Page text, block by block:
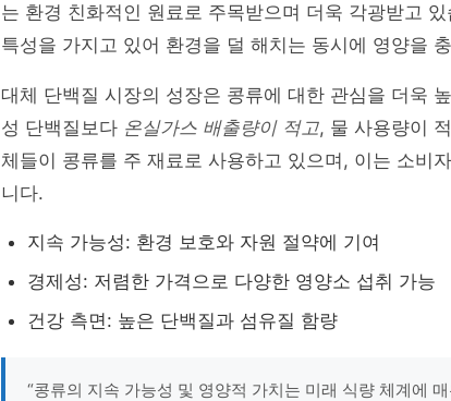
는 환경 친화적인 원료로 주목받으며 더욱 각광받고
특성을 가지고 있어 환경을 덜 해치는 동시에 영양을
대체 단백질 시장의 성장은 콩류에 대한 관심을 더욱
성 단백질보다 온실가스 배출량이 적고, 물 사용량이
체들이 콩류를 주 재료로 사용하고 있으며, 이는 소비
니다.
지속 가능성: 환경 보호와 자원 절약에 기여
경제성: 저렴한 가격으로 다양한 영양소 섭취 가능
건강 측면: 높은 단백질과 섬유질 함량
“콩류의 지속 가능성 및 영양적 가치는 미래 식량 체계에